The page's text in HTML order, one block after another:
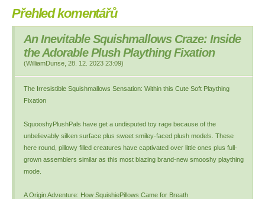
Přehled komentářů
An Inevitable Squishmallows Craze: Inside
the Adorable Plush Plaything Fixation
(WilliamDunse 28. 12. 2023 23:09)
The Irresistible Squishmallows Sensation: Within this Cute Soft Plaything
Fixation
SquooshyPlushPals have get a undisputed toy rage because of the
unbelievably silken surface plus sweet smiley-faced plush models. These
here round, pillowy filled creatures have captivated over little ones plus full-
grown assemblers similar as this most blazing brand-new smooshy plaything
mode.
A Origin Adventure: How SquishiePillows Came for Breath